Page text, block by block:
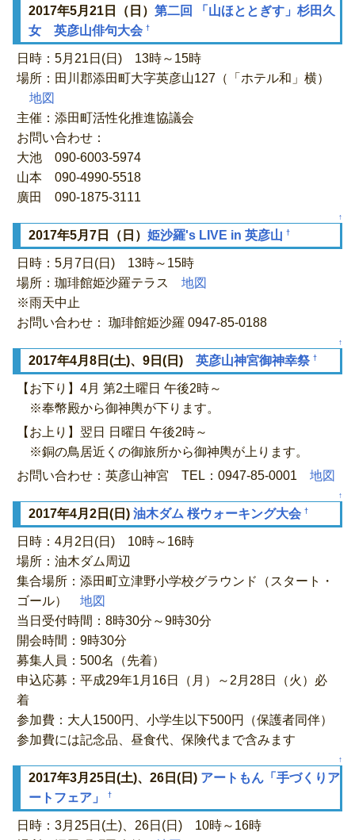
2017年5月21日（日） 第二回 「山ほととぎす」杉田久
女 英彦山俳句大会 †
日時：5月21日(日) 13時～15時
場所：田川郡添田町大字英彦山127（「ホテル和」横）
地図
主催：添田町活性化推進協議会
お問い合わせ：
大池 090-6003-5974
山本 090-4990-5518
廣田 090-1875-3111
↑
2017年5月7日（日） 姫沙羅's LIVE in 英彦山 †
日時：5月7日(日) 13時～15時
場所：珈琲館姫沙羅テラス 地図
※雨天中止
お問い合わせ： 珈琲館姫沙羅 0947-85-0188
↑
2017年4月8日(土)、9日(日) 英彦山神宮御神幸祭 †
【お下り】4月 第2土曜日 午後2時～
※奉幣殿から御神輿が下ります。
【お上り】翌日 日曜日 午後2時～
※銅の鳥居近くの御旅所から御神輿が上ります。
お問い合わせ：英彦山神宮 TEL：0947-85-0001 地図
↑
2017年4月2日(日) 油木ダム 桜ウォーキング大会 †
日時：4月2日(日) 10時～16時
場所：油木ダム周辺
集合場所：添田町立津野小学校グラウンド（スタート・
ゴール） 地図
当日受付時間：8時30分～9時30分
開会時間：9時30分
募集人員：500名（先着）
申込応募：平成29年1月16日（月）～2月28日（火）必
着
参加費：大人1500円、小学生以下500円（保護者同伴）
参加費には記念品、昼食代、保険代まで含みます
↑
2017年3月25日(土)、26日(日) アートもん「手づくりア
ートフェア」
†
日時：3月25日(土)、26日(日) 10時～16時